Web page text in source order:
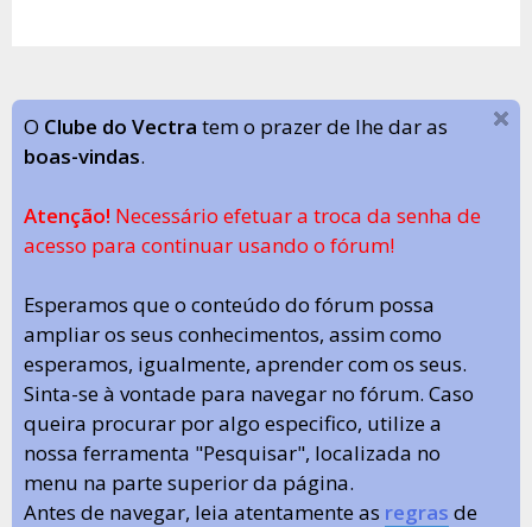
O Clube do Vectra tem o prazer de lhe dar as
boas-vindas.
Atenção! Necessário efetuar a troca da senha de
acesso para continuar usando o fórum!
Esperamos que o conteúdo do fórum possa
ampliar os seus conhecimentos, assim como
esperamos, igualmente, aprender com os seus.
Sinta-se à vontade para navegar no fórum. Caso
queira procurar por algo especifico, utilize a
nossa ferramenta "Pesquisar", localizada no
menu na parte superior da página.
Antes de navegar, leia atentamente as regras de